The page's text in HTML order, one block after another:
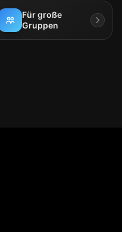
Für große
Gruppen